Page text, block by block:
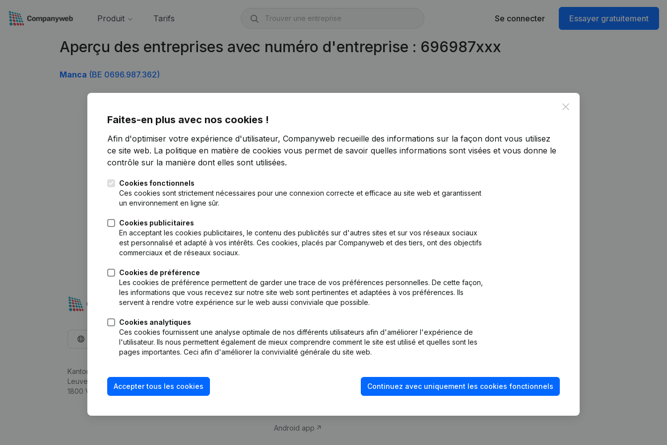
Produit Tarifs Se connecter Essayer gratuitement
Aperçu des entreprises avec numéro d'entreprise : 696987xxx
Manca (BE 0696.987.362)
Close
Faites-en plus avec nos cookies !
Afin d'optimiser votre expérience d'utilisateur, Companyweb recueille des informations sur la façon dont vous utilisez
ce site web. La politique en matière de cookies vous permet de savoir quelles informations sont visées et vous donne le
contrôle sur la manière dont elles sont utilisées.
Cookies fonctionnels
Ces cookies sont strictement nécessaires pour une connexion correcte et efficace au site web et garantissent
un environnement en ligne sûr.
Cookies publicitaires
En acceptant les cookies publicitaires, le contenu des publicités sur d'autres sites et sur vos réseaux sociaux
est personnalisé et adapté à vos intérêts. Ces cookies, placés par Companyweb et des tiers, ont des objectifs
commerciaux et de réseaux sociaux.
Cookies de préférence
Les cookies de préférence permettent de garder une trace de vos préférences personnelles. De cette façon,
les informations que vous recevez sur notre site web sont pertinentes et adaptées à vos préférences. Ils
servent à rendre votre expérience sur le web aussi conviviale que possible.
Cookies analytiques
Ces cookies fournissent une analyse optimale de nos différents utilisateurs afin d'améliorer l'expérience de
l'utilisateur. Ils nous permettent également de mieux comprendre comment le site est utilisé et quelles sont les
pages importantes. Ceci afin d'améliorer la convivialité générale du site web.
Accepter tous les cookies Continuez avec uniquement les cookies fonctionnels
Français
Kantorenpark Everest
Leuvensesteenweg 248D,
1800 Vilvoorde
Produit
d’entreprise
Monitoring
Android app
fraude
Consulter des comptes annuels
Vérification de la solvabilité